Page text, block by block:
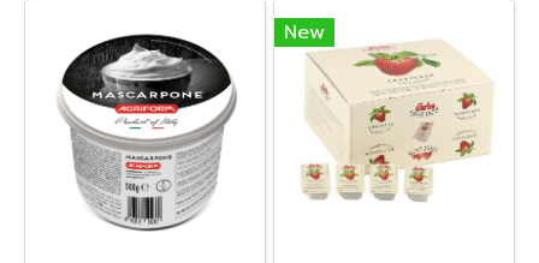
New